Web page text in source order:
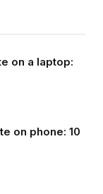
on a laptop:
on phone: 10